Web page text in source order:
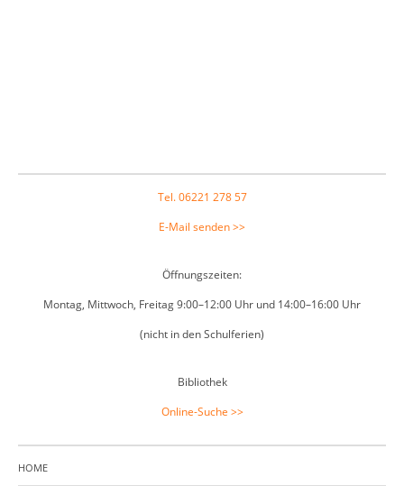
Tel. 06221 278 57
E-Mail senden >>
Öffnungszeiten:
Montag, Mittwoch, Freitag 9:00–12:00 Uhr und 14:00–16:00 Uhr
(nicht in den Schulferien)
Bibliothek
Online-Suche >>
HOME